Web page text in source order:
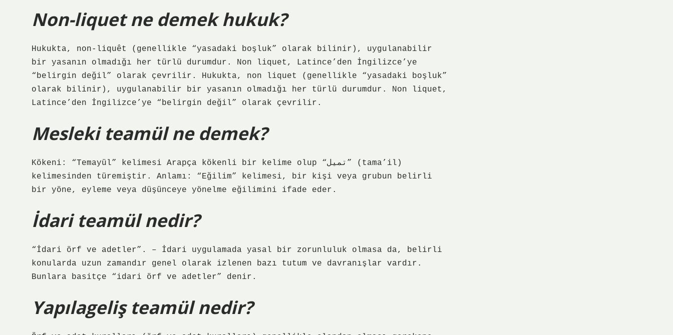
Non-liquet ne demek hukuk?
Hukukta, non-liquêt (genellikle “yasadaki boşluk” olarak bilinir), uygulanabilir
bir yasanın olmadığı her türlü durumdur. Non liquet, Latince’den İngilizce’ye
“belirgin değil” olarak çevrilir. Hukukta, non liquet (genellikle “yasadaki boşluk”
olarak bilinir), uygulanabilir bir yasanın olmadığı her türlü durumdur. Non liquet,
Latince’den İngilizce’ye “belirgin değil” olarak çevrilir.
Mesleki teamül ne demek?
Kökeni: “Temayül” kelimesi Arapça kökenli bir kelime olup “تميل” (tama’il)
kelimesinden türemiştir. Anlamı: “Eğilim” kelimesi, bir kişi veya grubun belirli
bir yöne, eyleme veya düşünceye yönelme eğilimini ifade eder.
İdari teamül nedir?
“İdari örf ve adetler”. – İdari uygulamada yasal bir zorunluluk olmasa da, belirli
konularda uzun zamandır genel olarak izlenen bazı tutum ve davranışlar vardır.
Bunlara basitçe “idari örf ve adetler” denir.
Yapılageliş teamül nedir?